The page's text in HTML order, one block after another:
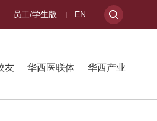
员工/学生版 EN
友 华西医联体 华西产业